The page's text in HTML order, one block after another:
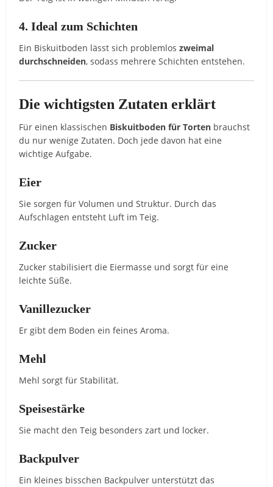
4. Ideal zum Schichten
Ein Biskuitboden lässt sich problemloszweimal
durchschneiden, sodass mehrere Schichten entstehen.
Die wichtigsten Zutaten erklärt
Für einen klassischen Biskuitboden für Torten brauchst
du nur wenige Zutaten. Doch jede davon hat eine
wichtige Aufgabe.
Eier
Sie sorgen für Volumen und Struktur. Durch das
Aufschlagen entsteht Luft im Teig.
Zucker
Zucker stabilisiert die Eiermasse und sorgt für eine
leichte Süße.
Vanillezucker
Er gibt dem Boden ein feines Aroma.
Mehl
Mehl sorgt für Stabilität.
Speisestärke
Sie macht den Teig besonders zart und locker.
Backpulver
Ein kleines bisschen Backpulver unterstützt das